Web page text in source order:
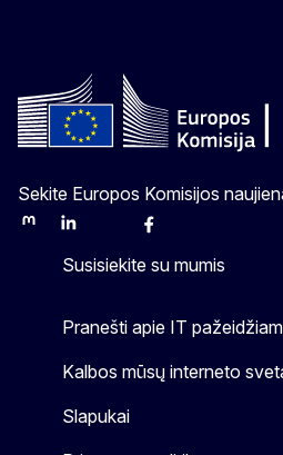
Sekite Europos Komisijos
MastodonLinkedInBlueskyFacebook
Susisiekite su mumis
Pranešti apie IT
Kalbos mūsų interneto
Slapukai